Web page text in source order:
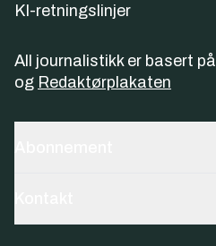
KI-retningslinjer
All journalistikk er basert på
og Redaktørplakaten